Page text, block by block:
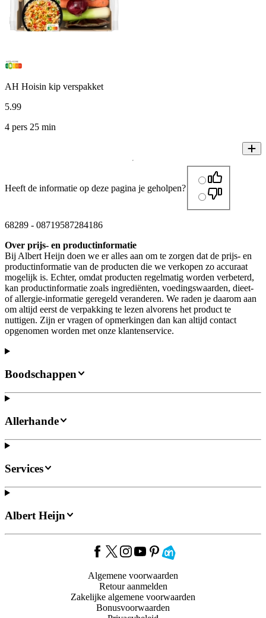
AH Hoisin kip verspakket
5.99
4 pers 25 min
Heeft de informatie op deze pagina je geholpen?
68289 - 08719587284186
Over prijs- en productinformatie
Bij Albert Heijn doen we er alles aan om te zorgen dat de prijs- en
productinformatie van de producten die we verkopen zo accuraat
mogelijk is. Echter, omdat producten regelmatig worden verbeterd,
kan productinformatie zoals ingrediënten, voedingswaarden, dieet-
of allergie-informatie geregeld veranderen. We raden je daarom aan
om altijd eerst de verpakking te lezen alvorens het product te
nuttigen. Zijn er vragen of opmerkingen dan kan altijd contact
opgenomen worden met onze klantenservice.
Boodschappen
Allerhande
Services
Albert Heijn
Algemene voorwaarden
Retour aanmelden
Zakelijke algemene voorwaarden
Bonusvoorwaarden